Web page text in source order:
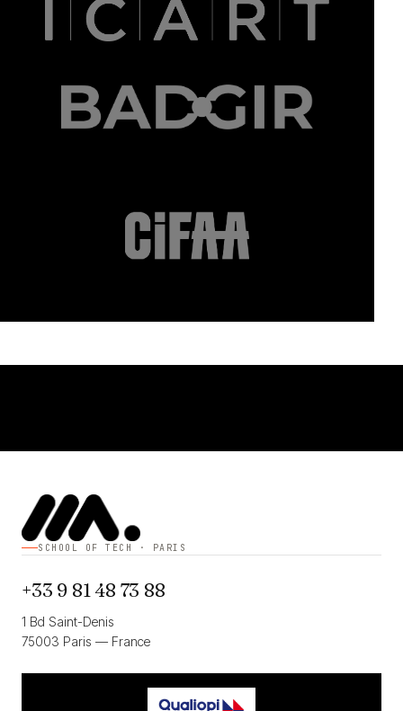
SCHOOL OF TECH · PARIS
+33 9 81 48 73 88
1 Bd Saint-Denis
75003 Paris — France